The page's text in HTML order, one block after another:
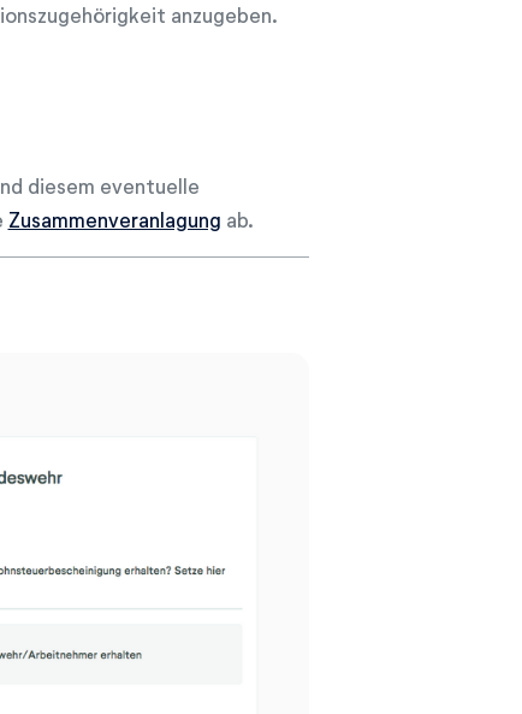
anzugeben.
diesem eventuelle
Zusammenveranlagung ab.